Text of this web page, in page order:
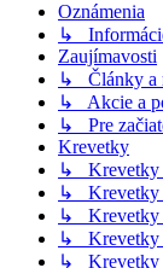
Oznámenia
↳
Zaujímavosti
↳ Články a
↳ Akcie a
↳ Pre
Krevetky
↳ Krevetky
↳ Krevetky
↳ Krevetky
↳ Krevetky
↳ Krevetky